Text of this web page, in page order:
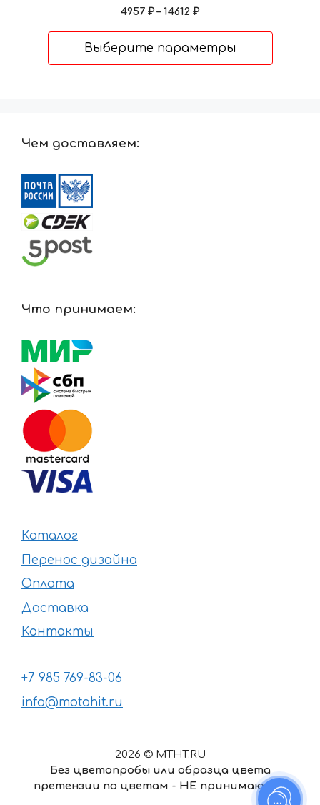
4957 ₽ – 14612 ₽Диапазон
–
Выберите параметры
Чем доставляем:
Что принимаем:
Каталог
Перенос дизайна
Оплата
Доставка
Контакты
+7 985 769-83-06
info@motohit.ru
2026 © MTHT.RU
Без цветопробы или образца цвета
претензии по цветам - НЕ принимаются